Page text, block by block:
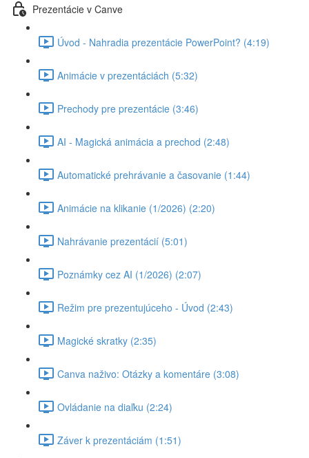
Prezentácie v Canve
Úvod - Nahradia prezentácie PowerPoint? (4:19)
Animácie v prezentáciách (5:32)
Prechody pre prezentácie (3:46)
AI - Magická animácia a prechod (2:48)
Automatické prehrávanie a časovanie (1:44)
Animácie na klikanie (1/2026) (2:20)
Nahrávanie prezentácií (5:01)
Poznámky cez AI (1/2026) (2:07)
Režim pre prezentujúceho - Úvod (2:43)
Magické skratky (2:35)
Canva naživo: Otázky a komentáre (3:08)
Ovládanie na diaľku (2:24)
Záver k prezentáciám (1:51)